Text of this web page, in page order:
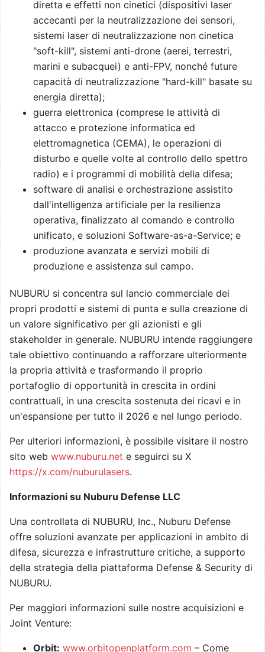
diretta e effetti non cinetici (dispositivi laser
accecanti per la neutralizzazione dei sensori,
sistemi laser di neutralizzazione non cinetica
"soft-kill", sistemi anti-drone (aerei, terrestri,
marini e subacquei) e anti-FPV, nonché future
capacità di neutralizzazione "hard-kill" basate su
energia diretta);
guerra elettronica (comprese le attività di
attacco e protezione informatica ed
elettromagnetica (CEMA), le operazioni di
disturbo e quelle volte al controllo dello spettro
radio) e i programmi di mobilità della difesa;
software di analisi e orchestrazione assistito
dall'intelligenza artificiale per la resilienza
operativa, finalizzato al comando e controllo
unificato, e soluzioni Software-as-a-Service; e
produzione avanzata e servizi mobili di
produzione e assistenza sul campo.
NUBURU si concentra sul lancio commerciale dei
propri prodotti e sistemi di punta e sulla creazione di
un valore significativo per gli azionisti e gli
stakeholder in generale. NUBURU intende raggiungere
tale obiettivo continuando a rafforzare ulteriormente
la propria attività e trasformando il proprio
portafoglio di opportunità in crescita in ordini
contrattuali, in una crescita sostenuta dei ricavi e in
un'espansione per tutto il 2026 e nel lungo periodo.
Per ulteriori informazioni, è possibile visitare il nostro
sito web www.nuburu.net e seguirci su X
https://x.com/nuburulasers.
Informazioni su Nuburu Defense LLC
Una controllata di NUBURU, Inc., Nuburu Defense
offre soluzioni avanzate per applicazioni in ambito di
difesa, sicurezza e infrastrutture critiche, a supporto
della strategia della piattaforma Defense & Security di
NUBURU.
Per maggiori informazioni sulle nostre acquisizioni e
Joint Venture:
Orbit: www.orbitopenplatform.com – Come